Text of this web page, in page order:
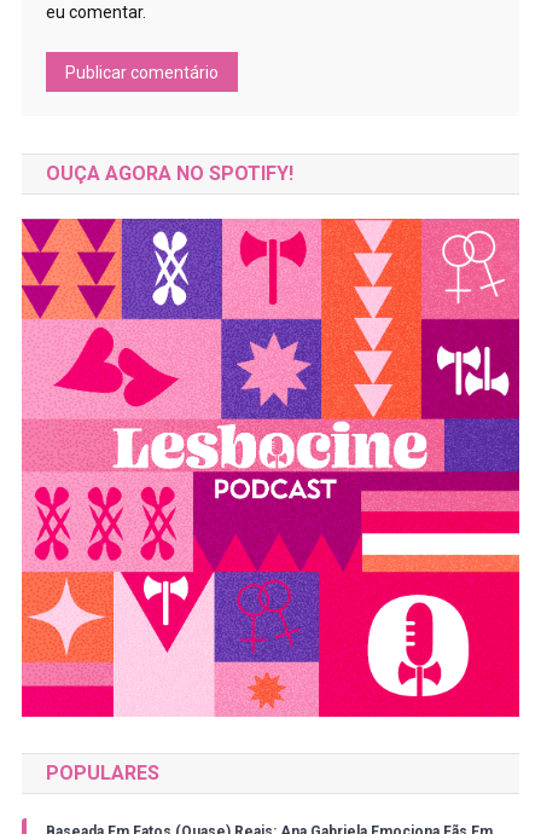
eu comentar.
OUÇA AGORA NO SPOTIFY!
POPULARES